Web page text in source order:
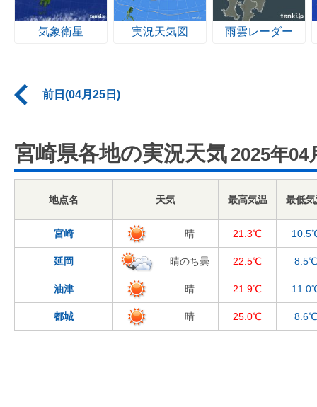
気象衛星 実況天気図 雨雲レーダー
前日(04月25日)
宮崎県各地の実況天気 2025年04
地点名 天気 最高気温 最低
宮崎 晴 21.3℃
延岡 晴のち曇 22.5℃ 8.5℃
油津 晴 21.9℃
都城 晴 25.0℃ 8.6℃